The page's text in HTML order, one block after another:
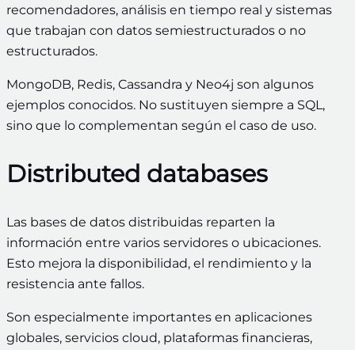
recomendadores, análisis en tiempo real y sistemas
que trabajan con datos semiestructurados o no
estructurados.
MongoDB, Redis, Cassandra y Neo4j son algunos
ejemplos conocidos. No sustituyen siempre a SQL,
sino que lo complementan según el caso de uso.
Distributed databases
Las bases de datos distribuidas reparten la
información entre varios servidores o ubicaciones.
Esto mejora la disponibilidad, el rendimiento y la
resistencia ante fallos.
Son especialmente importantes en aplicaciones
globales, servicios cloud, plataformas financieras,